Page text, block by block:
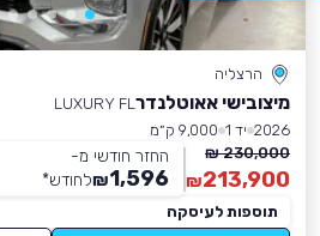
הרצליה
מיצובישי אאוטלנדר LUXURY FL
2026 יד 1
9,000 ק״מ
230,000 ₪
213,900
₪
החזר חודשי מ-
1,596
₪לחודש*
תוספות לעיסקה